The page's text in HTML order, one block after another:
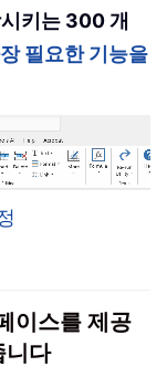
키는 300 개
필요한 기능을
이스를 제공
니다